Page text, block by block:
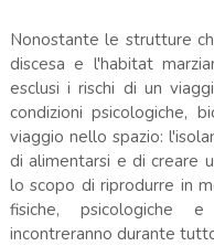
Nonostante le strutture
discesa e l'habitat
esclusi i rischi di un
condizioni psicologiche,
viaggio nello spazio:
di alimentarsi e di creare
lo scopo di riprodurre in
fisiche, psicologiche
incontreranno durante